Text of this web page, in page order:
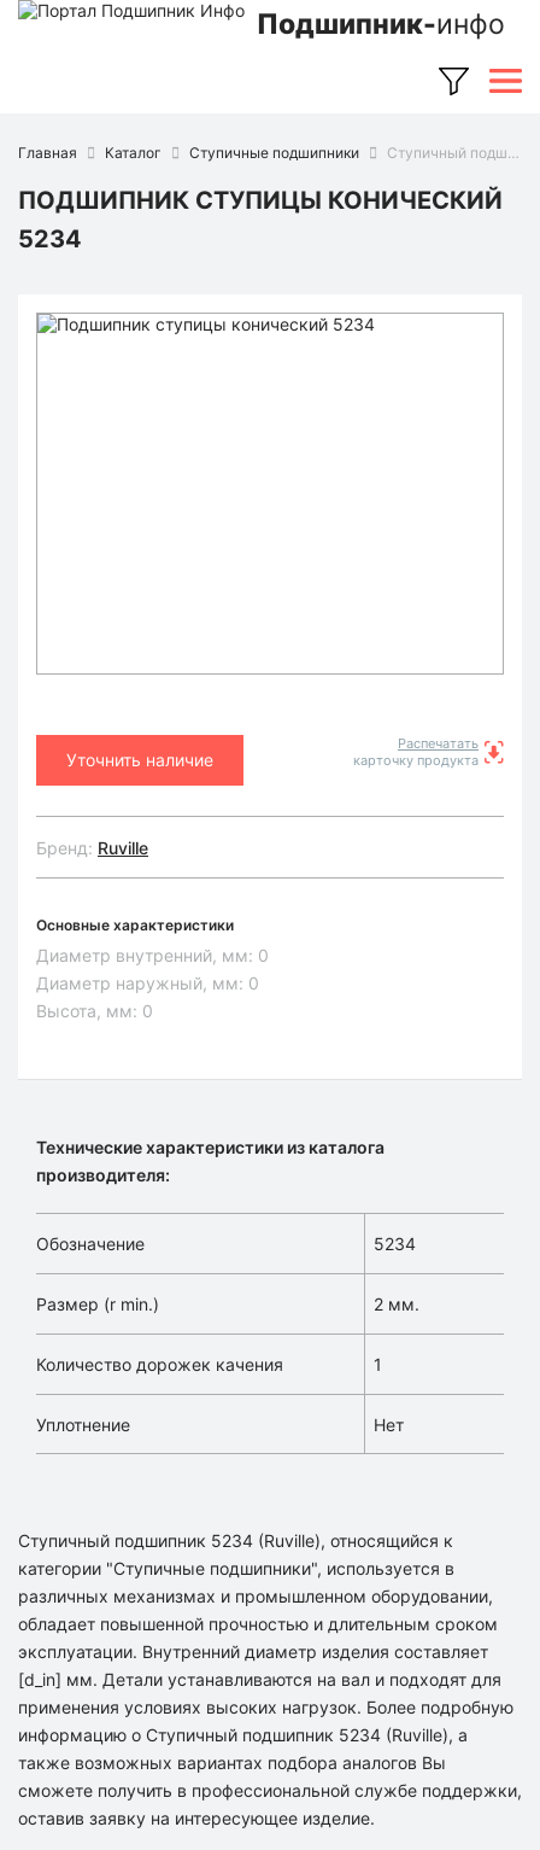
Подшипник-инфо
Главная Каталог Ступичные подшипники Ступичный подшипник 5234 (Ruville)
ПОДШИПНИК СТУПИЦЫ КОНИЧЕСКИЙ
5234
Уточнить наличие
Распечатать
карточку продукта
Бренд: Ruville
Основные характеристики
Диаметр внутренний, мм: 0
Диаметр наружный, мм: 0
Высота, мм: 0
Технические характеристики из каталога
производителя:
Обозначение 5234
Размер (r min.) 2 мм.
Количество дорожек качения 1
Уплотнение Нет
Ступичный подшипник 5234 (Ruville), относящийся к
категории "Ступичные подшипники", используется в
различных механизмах и промышленном оборудовании,
обладает повышенной прочностью и длительным сроком
эксплуатации. Внутренний диаметр изделия составляет
[d_in] мм. Детали устанавливаются на вал и подходят для
применения условиях высоких нагрузок. Более подробную
информацию о Ступичный подшипник 5234 (Ruville), а
также возможных вариантах подбора аналогов Вы
сможете получить в профессиональной службе поддержки,
оставив заявку на интересующее изделие.